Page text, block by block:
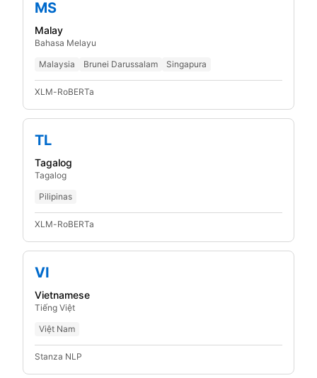
MS
Malay
Bahasa Melayu
Malaysia
Brunei Darussalam Singapura
XLM-RoBERTa
TL
Tagalog
Tagalog
Pilipinas
XLM-RoBERTa
VI
Vietnamese
Tiếng Việt
Việt Nam
Stanza NLP